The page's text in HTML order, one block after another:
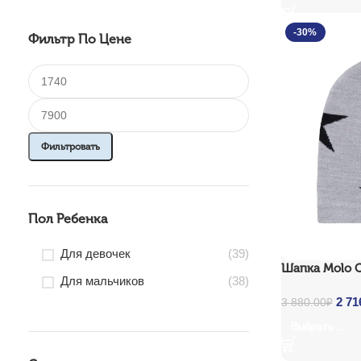
Демисезон
КАТАЛОГ
Фильтр По Цене
Минимальная цена
Максимальная цена
Фильтровать
Пол Ребенка
Для девочек
(39)
Для мальчиков
(38)
-30%
Шапка Molo
3 880.00₽ 2